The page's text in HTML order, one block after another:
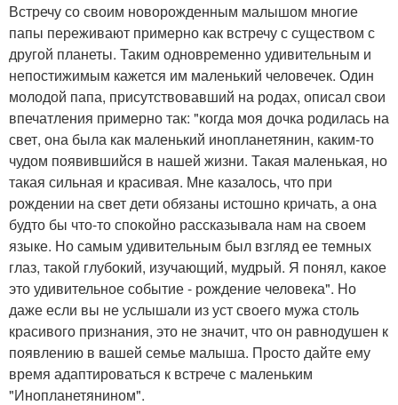
Встречу со своим новорожденным малышом многие
папы переживают примерно как встречу с существом с
другой планеты. Таким одновременно удивительным и
непостижимым кажется им маленький человечек. Один
молодой папа, присутствовавший на родах, описал свои
впечатления примерно так: "когда моя дочка родилась на
свет, она была как маленький инопланетянин, каким-то
чудом появившийся в нашей жизни. Такая маленькая, но
такая сильная и красивая. Мне казалось, что при
рождении на свет дети обязаны истошно кричать, а она
будто бы что-то спокойно рассказывала нам на своем
языке. Но самым удивительным был взгляд ее темных
глаз, такой глубокий, изучающий, мудрый. Я понял, какое
это удивительное событие - рождение человека". Но
даже если вы не услышали из уст своего мужа столь
красивого признания, это не значит, что он равнодушен к
появлению в вашей семье малыша. Просто дайте ему
время адаптироваться к встрече с маленьким
"Инопланетянином".